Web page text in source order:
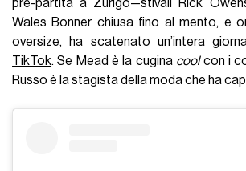
pre-partita a Zurigo—stivali Rick
Wales Bonner chiusa fino al mento, e
oversize, ha scatenato un’intera
TikTok. Se Mead è la cugina coolcon i
Russo è la stagista della moda che ha